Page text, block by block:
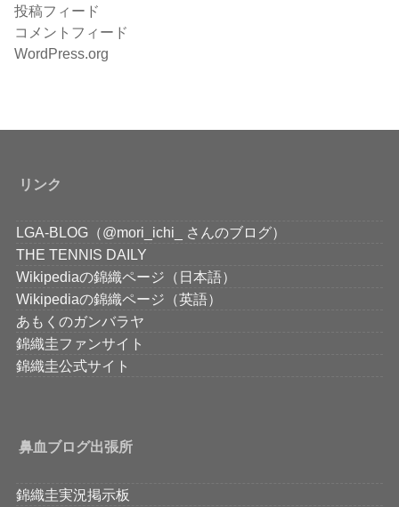
投稿フィード
コメントフィード
WordPress.org
リンク
LGA-BLOG（@mori_ichi_ さんのブログ）
THE TENNIS DAILY
Wikipediaの錦織ページ（日本語）
Wikipediaの錦織ページ（英語）
あもくのガンバラヤ
錦織圭ファンサイト
錦織圭公式サイト
鼻血ブログ出張所
錦織圭実況掲示板